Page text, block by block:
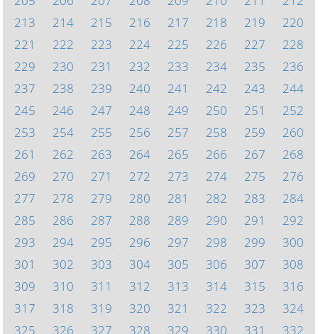
213
214 215 216 217 218 219
220
221
222 223 224 225 226 227
228
229
230 231 232 233 234 235
236
237
238 239 240 241 242 243
244
245
246 247 248 249 250 251
252
253
254 255 256 257 258 259
260
261
262 263 264 265 266 267
268
269
270 271 272 273 274 275
276
277
278 279 280 281 282 283
284
285
286 287 288 289 290 291
292
293
294 295 296 297 298 299
300
301
302 303 304 305 306 307
308
309
310 311 312 313 314 315
316
317
318 319 320 321 322 323
324
325
326 327 328 329 330 331
332